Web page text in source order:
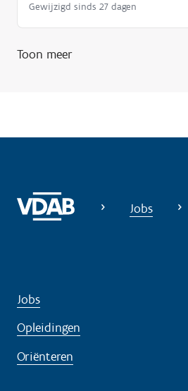
Gewijzigd sinds 27 dagen
Toon meer
Jobs
Jobs
Opleidingen
Oriënteren